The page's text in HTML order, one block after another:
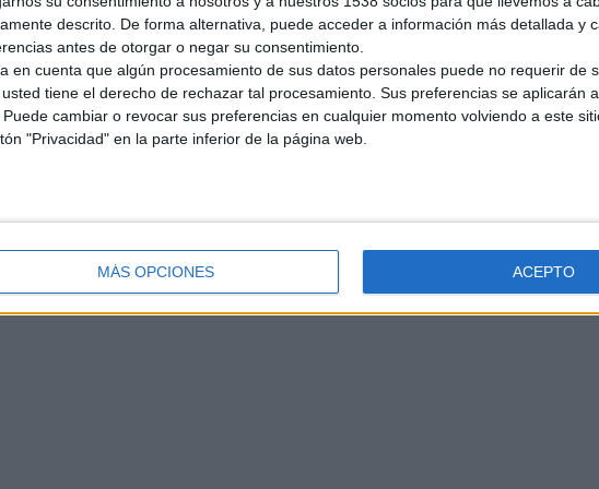
descrito. De forma alternativa, puede acceder a información más detallada y
antes de otorgar o negar su consentimiento.
en cuenta que algún procesamiento de sus datos personales puede no requerir de
tiene el derecho de rechazar tal procesamiento. Sus preferencias se aplicarán
. Puede cambiar o revocar sus preferencias en cualquier momento volviendo a este
"Privacidad" en la parte inferior de la página web.
MÁS OPCIONES ACEPTO
› Sabadell
trabajo de limpieza o de cuidar personas